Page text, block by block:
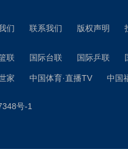
们 联系我们 版权声明
联 国际台联 国际乒联
家 中国体育·直播TV 中国
号-1